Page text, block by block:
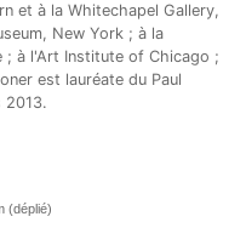
et à la Whitechapel Gallery,
New York ; à la
; à l'Art Institute of Chicago ;
est lauréate du Paul
2013.
(déplié)